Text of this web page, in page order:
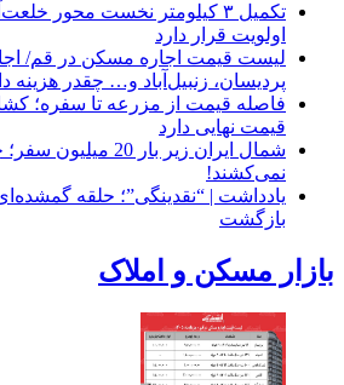
تکمیل ۳ کیلومتر نخست محور
اولویت قرار دارد
لیست قیمت اجاره مسکن در قم/
پردیسان، زنبیل‌آباد و… چقدر هزینه
فاصله قیمت از مزرعه تا سفره؛
قیمت نهایی دارد
شمال ایران زیر بار
نمی‌کشند!
یادداشت | “نقدینگی”؛ حلقه
بازگشت
بازار مسکن و املاک